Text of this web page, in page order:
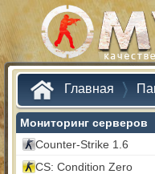
Главная
Мониторинг серверов
Counter-Strike 1.6
CS: Condition Zero